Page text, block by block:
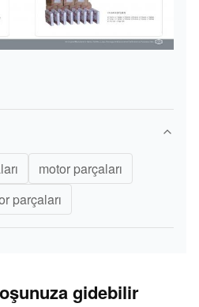
motor parçaları
parçaları
gidebilir